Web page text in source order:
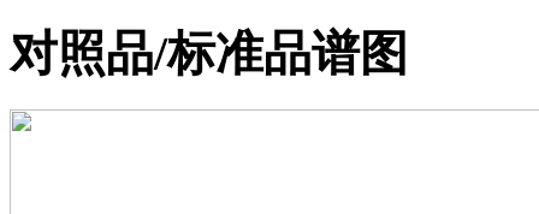
对照品/标准品谱图